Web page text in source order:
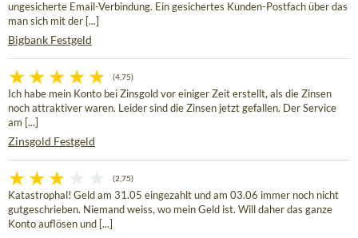
ungesicherte Email-Verbindung. Ein gesichertes Kunden-Postfach über das
man sich mit der [...]
Bigbank Festgeld
(4,75)
Ich habe mein Konto bei Zinsgold vor einiger Zeit erstellt, als die Zinsen
noch attraktiver waren. Leider sind die Zinsen jetzt gefallen. Der Service
am [...]
Zinsgold Festgeld
(2,75)
Katastrophal! Geld am 31.05 eingezahlt und am 03.06 immer noch nicht
gutgeschrieben. Niemand weiss, wo mein Geld ist. Will daher das ganze
Konto auflösen und [...]